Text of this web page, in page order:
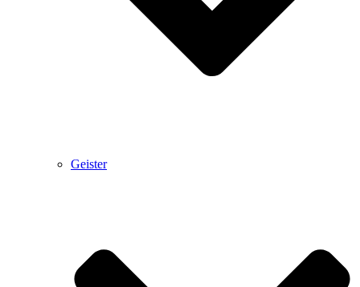
Geister